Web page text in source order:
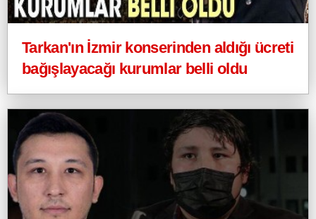
Tarkan'ın İzmir konserinden aldığı ücreti
bağışlayacağı kurumlar belli oldu